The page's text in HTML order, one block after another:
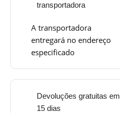
transportadora
A transportadora
entregará no endereço
especificado
Devoluções gratuitas em
15 dias